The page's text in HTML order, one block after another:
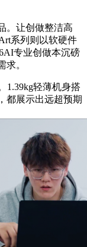
让创做整洁高
系列则以软硬件
专业创做本沉磅
求。
轻薄机身搭
都展示出远超预期